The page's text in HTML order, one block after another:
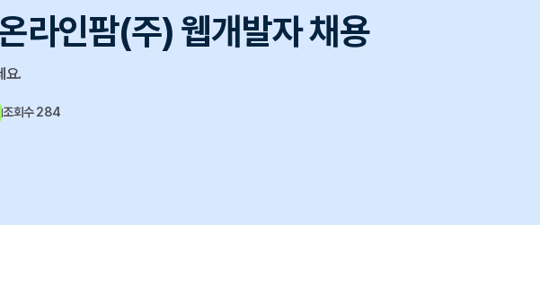
라인팜(주) 웹개발자 채용
요.
조회수 284